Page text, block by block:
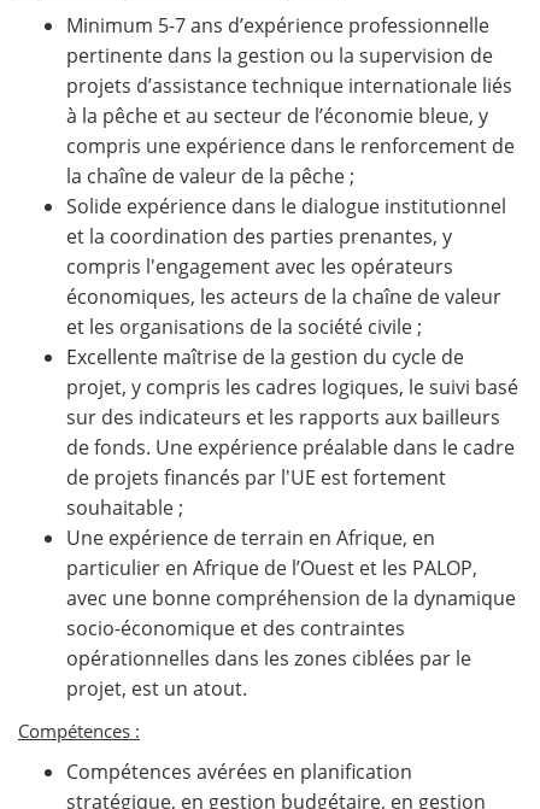
Minimum 5-7 ans d’expérience professionnelle
pertinente dans la gestion ou la supervision de
projets d’assistance technique internationale liés
à la pêche et au secteur de l’économie bleue, y
compris une expérience dans le renforcement de
la chaîne de valeur de la pêche ;
Solide expérience dans le dialogue institutionnel
et la coordination des parties prenantes, y
compris l'engagement avec les opérateurs
économiques, les acteurs de la chaîne de valeur
et les organisations de la société civile ;
Excellente maîtrise de la gestion du cycle de
projet, y compris les cadres logiques, le suivi basé
sur des indicateurs et les rapports aux bailleurs
de fonds. Une expérience préalable dans le cadre
de projets financés par l'UE est fortement
souhaitable ;
Une expérience de terrain en Afrique, en
particulier en Afrique de l’Ouest et les PALOP,
avec une bonne compréhension de la dynamique
socio-économique et des contraintes
opérationnelles dans les zones ciblées par le
projet, est un atout.
Compétences :
Compétences avérées en planification
stratégique, en gestion budgétaire, en gestion